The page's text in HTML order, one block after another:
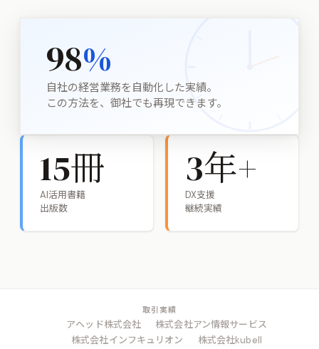
98%
自社の経営業務を自動化した実績。
この方法を、御社でも再現できます。
15冊
AI活用書籍
出版数
3年+
DX支援
継続実績
取引実績
アヘッド株式会社
株式会社アン情報サービス
株式会社インフキュリオン
株式会社kubell